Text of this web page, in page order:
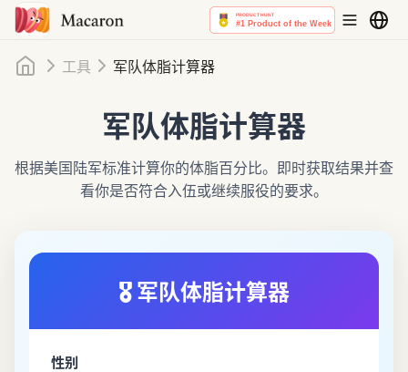
首页工具 军队体脂计算器
军队体脂计算器
根据美国陆军标准计算你的体脂百分比。即时获取结果并查
看你是否符合入伍或继续服役的要求。
🎖️军队体脂计算器
性别